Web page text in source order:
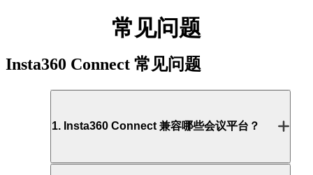
常见问题
Insta360 Connect 常见问题
1. Insta360 Connect 兼容哪些会议平台？